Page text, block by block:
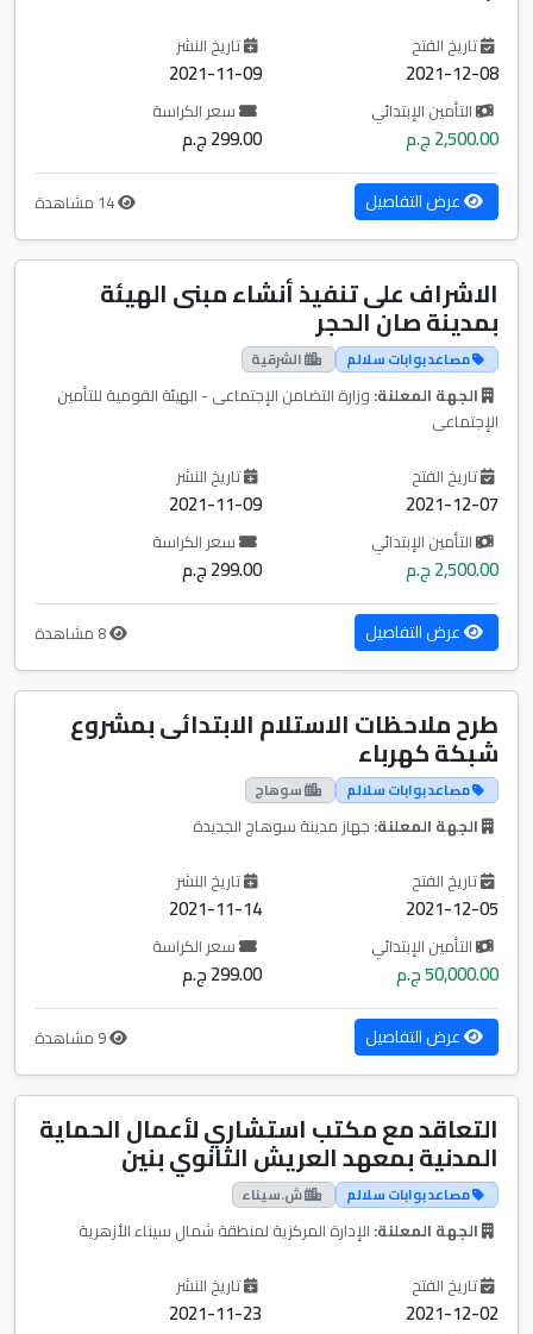
تاريخ الفتح
2021-12-08
تاريخ النشر
2021-11-09
التأمين الإبتدائي
2,500.00 ج.م
سعر الكراسة
299.00 ج.م
عرض التفاصيل
الاشراف على تنفيذ أنشاء مبنى الهيئة
بمدينة صان الحجر
مصاعد بوابات سلالم الشرقية
الجهة المعلنة: وزارة التضامن الإجتماعى - الهيئة القومية للتأمين
الإجتماعى
تاريخ الفتح
2021-12-07
تاريخ النشر
2021-11-09
التأمين الإبتدائي
2,500.00 ج.م
سعر الكراسة
299.00 ج.م
عرض التفاصيل
طرح ملاحظات الاستلام الابتدائى بمشروع
شبكة كهرباء
مصاعد بوابات سلالم سوهاج
الجهة المعلنة: جهاز مدينة سوهاج الجديدة
تاريخ الفتح
2021-12-05
تاريخ النشر
2021-11-14
التأمين الإبتدائي
50,000.00 ج.م
سعر الكراسة
299.00 ج.م
عرض التفاصيل
التعاقد مع مكتب استشاري لأعمال الحماية
المدنية بمعهد العريش الثانوي بنين
مصاعد بوابات سلالم ش.سيناء
الجهة المعلنة: الإدارة المركزية لمنطقة شمال سيناء الأزهرية
تاريخ الفتح
2021-12-02
تاريخ النشر
2021-11-23